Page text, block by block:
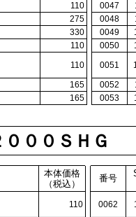
110 0047
275 0048
330 0049
110 0050
110 0051
165 0052
165 0053
００ＳＨＧ
本体価格
（税込）
番号
110 0062